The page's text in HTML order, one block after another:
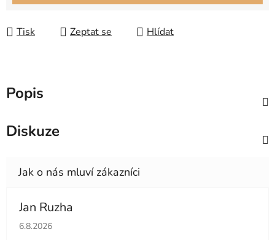
Tisk Zeptat se Hlídat
Popis
Diskuze
Jan Ruzha
Hodnocení obchodu je 5 z 5 hvězdiček.
6.8.2026